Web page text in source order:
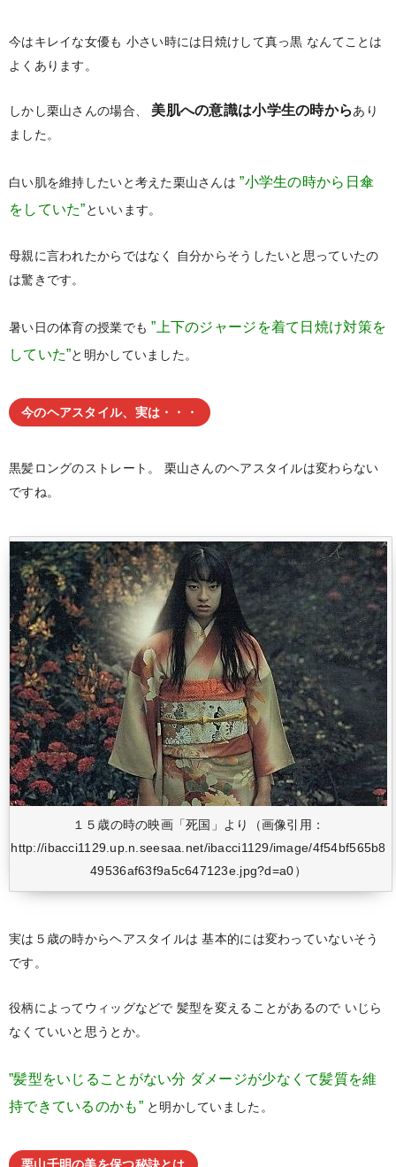
今はキレイな女優も 小さい時には日焼けして真っ黒 なんてことは
よくあります。
しかし栗山さんの場合、 美肌への意識は小学生の時からあり
ました。
白い肌を維持したいと考えた栗山さんは ”小学生の時から日傘
をしていた”といいます。
母親に言われたからではなく
自分からそうしたいと思っていたの
は驚きです。
暑い日の体育の授業でも ”上下のジャージを着て日焼け対策を
していた”と明かしていました。
今のヘアスタイル、実は・・・
黒髪ロングのストレート。
栗山さんのヘアスタイルは変わらない
ですね。
１５歳の時の映画「死国」より（画像引用：
http://ibacci1129.up.n.seesaa.net/ibacci1129/image/4f54bf565b8
49536af63f9a5c647123e.jpg?d=a0）
実は５歳の時からヘアスタイルは 基本的には変わっていないそう
です。
役柄によってウィッグなどで 髪型を変えることがあるので いじら
なくていいと思うとか。
”髪型をいじることがない分 ダメージが少なくて髪質を維
持できているのかも”と明かしていました。